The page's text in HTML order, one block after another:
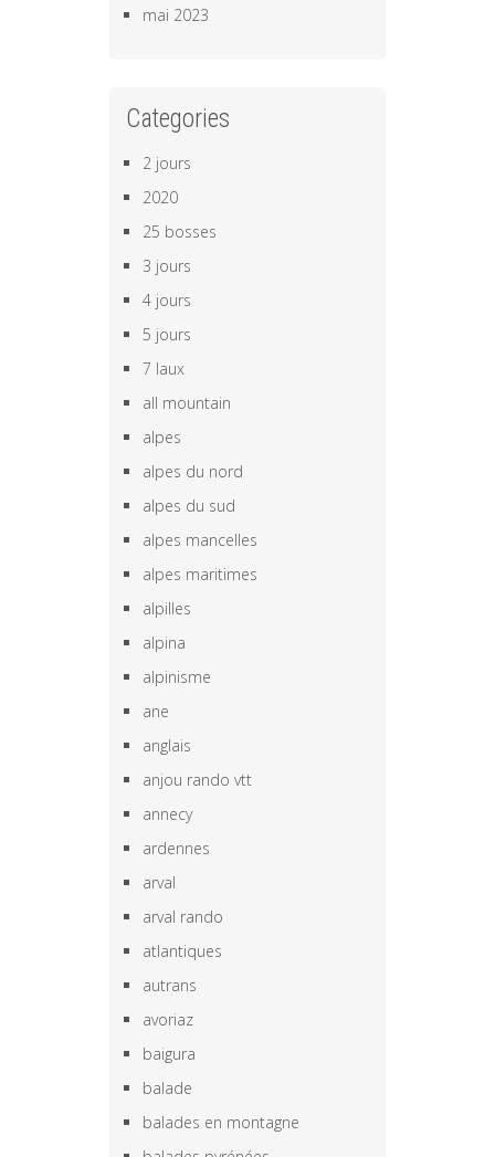
mai 2023
Categories
2 jours
2020
25 bosses
3 jours
4 jours
5 jours
7 laux
all mountain
alpes
alpes du nord
alpes du sud
alpes mancelles
alpes maritimes
alpilles
alpina
alpinisme
ane
anglais
anjou rando vtt
annecy
ardennes
arval
arval rando
atlantiques
autrans
avoriaz
baigura
balade
balades en montagne